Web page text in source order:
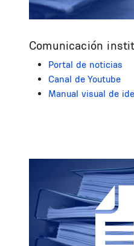
Comunicación
Portal de noticias
Canal de Youtube
Manual visual de